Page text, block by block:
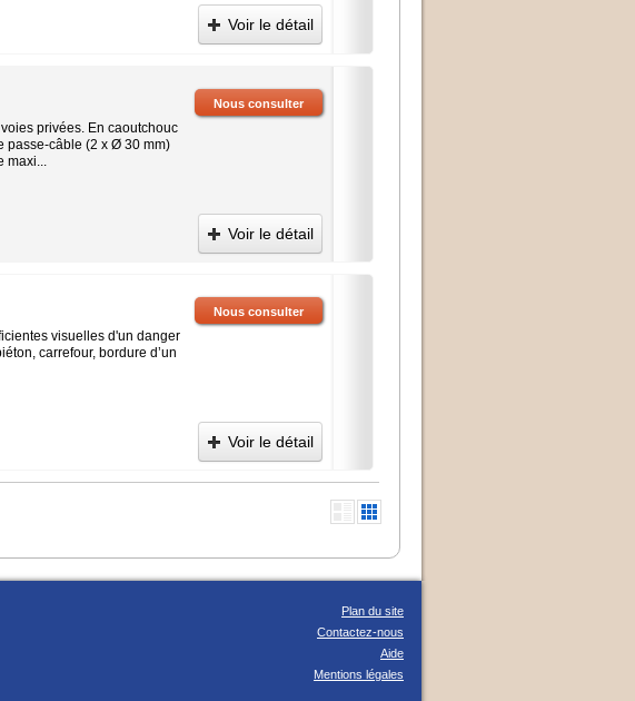
Voir le détail
privées. En caoutchouc
passe-câble (2 x Ø 30 mm)
Nous consulter
Voir le détail
visuelles d'un danger
carrefour, bordure d’un
Nous consulter
Voir le détail
Plan du site
Contactez-nous
Aide
Mentions légales